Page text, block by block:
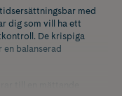
med
dig som vill ha ett
De krispiga
balanserad